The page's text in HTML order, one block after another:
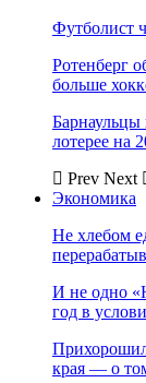
Футболист
Ротенберг
больше
Барнаульцы
лотерее на
Prev Next
Экономика
Не хлебом
И не одно
год в
края — о